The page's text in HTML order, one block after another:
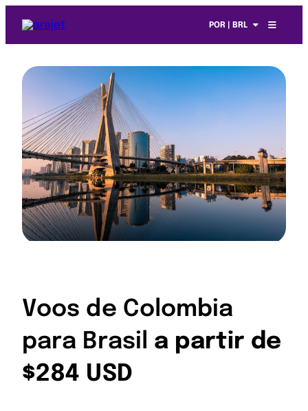
POR | BRL
Voos de Colombia
para Brasil a partir de
$284 USD